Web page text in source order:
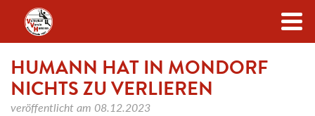
Zum Inhalt
HUMANN HAT IN MONDORF
NICHTS ZU VERLIEREN
veröffentlicht am 08.12.2023